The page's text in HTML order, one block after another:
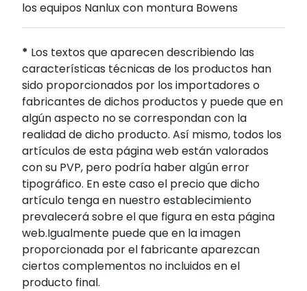
los equipos Nanlux con montura Bowens
* Los textos que aparecen describiendo las
características técnicas de los productos han
sido proporcionados por los importadores o
fabricantes de dichos productos y puede que en
algún aspecto no se correspondan con la
realidad de dicho producto. Así mismo, todos los
artículos de esta página web están valorados
con su PVP, pero podría haber algún error
tipográfico. En este caso el precio que dicho
artículo tenga en nuestro establecimiento
prevalecerá sobre el que figura en esta página
web.Igualmente puede que en la imagen
proporcionada por el fabricante aparezcan
ciertos complementos no incluidos en el
producto final.